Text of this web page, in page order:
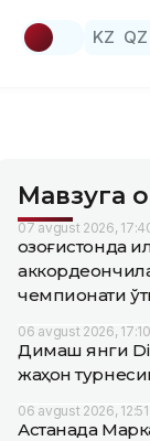
KZ QZ
Мавзуга
07 avgust 2026,
Қозоғистонда
чемпионати
06 avgust 2026, 17:10
Димаш янги
жаҳон
06 avgust 2026, 12:51
Астанада